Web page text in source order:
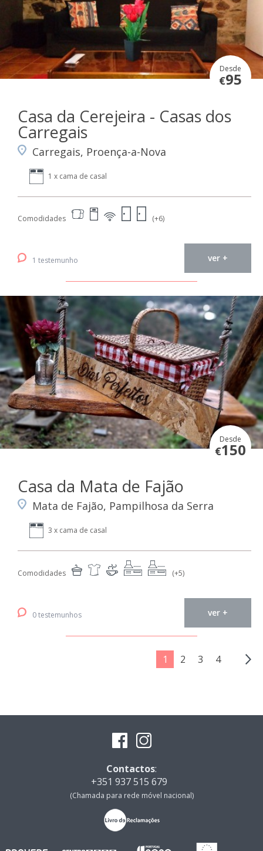
Desde
€95
Casa da Cerejeira - Casas dos
Carregais
Carregais, Proença-a-Nova
1 x cama de casal
Comodidades (+6)
1 testemunho ver +
Desde
€150
Casa da Mata de Fajão
Mata de Fajão, Pampilhosa da Serra
3 x cama de casal
Comodidades (+5)
0 testemunhos ver +
1 2 3 4
Contactos:
+351 937 515 679
(Chamada para rede móvel nacional)